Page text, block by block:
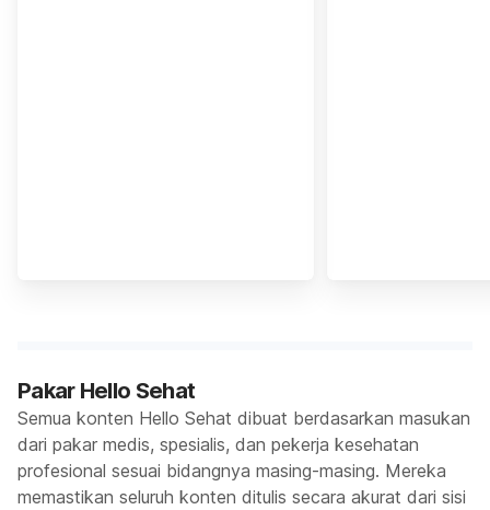
Pakar Hello Sehat
Semua konten Hello Sehat dibuat berdasarkan masukan
dari pakar medis, spesialis, dan pekerja kesehatan
profesional sesuai bidangnya masing-masing. Mereka
memastikan seluruh konten ditulis secara akurat dari sisi